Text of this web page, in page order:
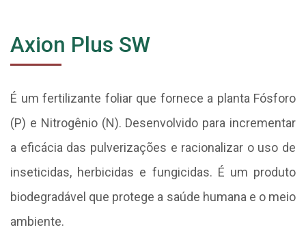
Axion Plus SW
É um fertilizante foliar que fornece a planta Fósforo
(P) e Nitrogênio (N). Desenvolvido para incrementar
a eficácia das pulverizações e racionalizar o uso de
inseticidas, herbicidas e fungicidas. É um produto
biodegradável que protege a saúde humana e o meio
ambiente.